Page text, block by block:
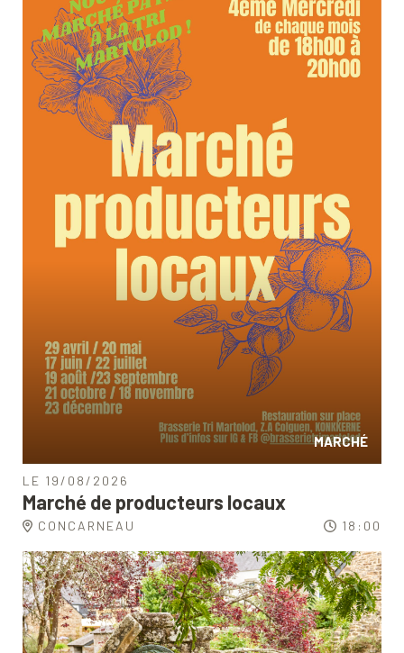
MARCHÉ
LE 19/08/2026
Marché de producteurs locaux
CONCARNEAU 18:00